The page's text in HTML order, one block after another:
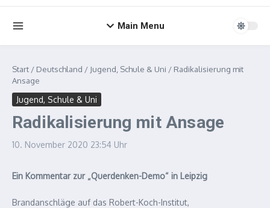
Main Menu
Start / Deutschland / Jugend, Schule & Uni / Radikalisierung mit
Ansage
Jugend, Schule & Uni
Radikalisierung mit Ansage
10. November 2020 23:54 Uhr
Ein Kommentar zur „Querdenken-Demo“ in Leipzig
Brandanschläge auf das Robert-Koch-Institut,